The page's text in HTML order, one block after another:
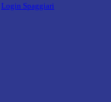
Login Spaggiari